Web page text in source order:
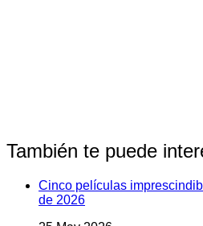
También te puede
Cinco películas
de 2026